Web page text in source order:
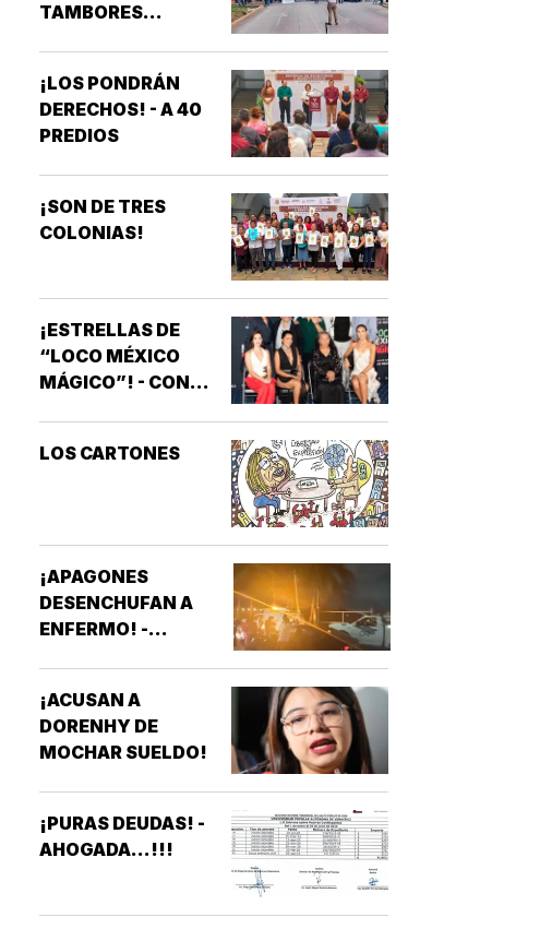
TAMBORES...
¡LOS PONDRÁN
DERECHOS! - A 40
PREDIOS
¡SON DE TRES
COLONIAS!
¡ESTRELLAS DE
“LOCO MÉXICO
MÁGICO”! - CON
LOS CARTONES
¡APAGONES
DESENCHUFAN A
ENFERMO! -
DE VERACRUZ
DENUNCIAN
APAGONES
AFECTAN
ELEVADORES,
APARATOS
¡ACUSAN A
DORENHY DE
MOCHAR SUELDO!
¡PURAS DEUDAS! -
AHOGADA...!!!